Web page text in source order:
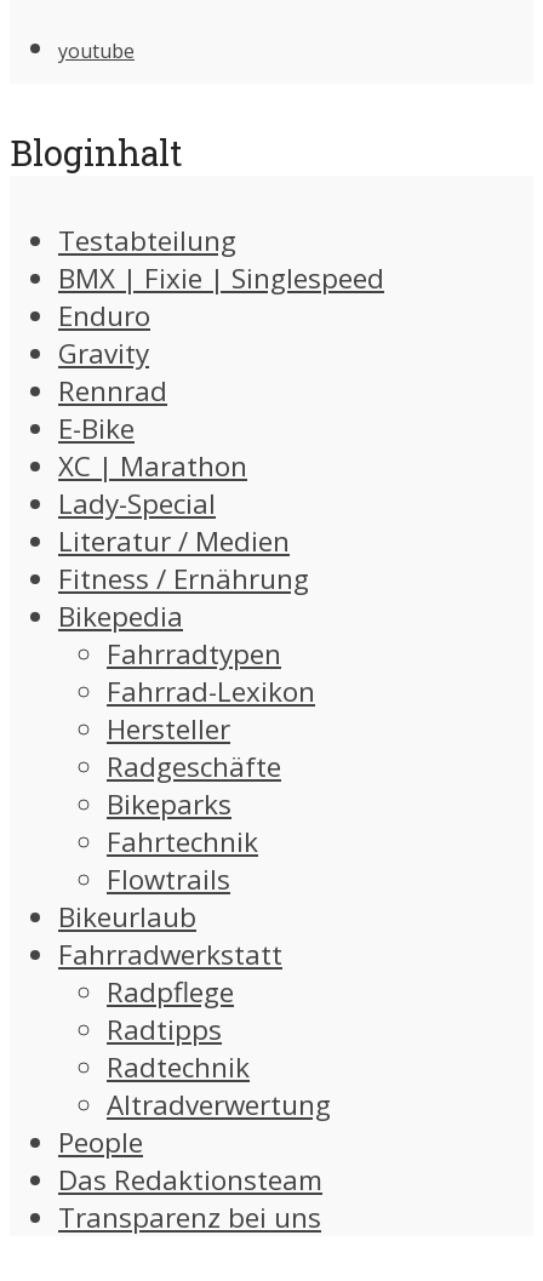
youtube
Bloginhalt
Testabteilung
BMX | Fixie | Singlespeed
Enduro
Gravity
Rennrad
E-Bike
XC | Marathon
Lady-Special
Literatur / Medien
Fitness / Ernährung
Bikepedia
Fahrradtypen
Fahrrad-Lexikon
Hersteller
Radgeschäfte
Bikeparks
Fahrtechnik
Flowtrails
Bikeurlaub
Fahrradwerkstatt
Radpflege
Radtipps
Radtechnik
Altradverwertung
People
Das Redaktionsteam
Transparenz bei uns